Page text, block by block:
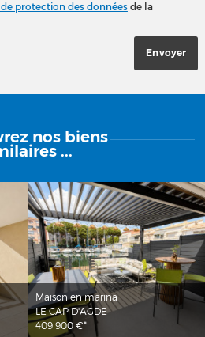
protection des données de la
nos biens
...
Maison en marina
LE CAP D'AGDE
409 900 €*